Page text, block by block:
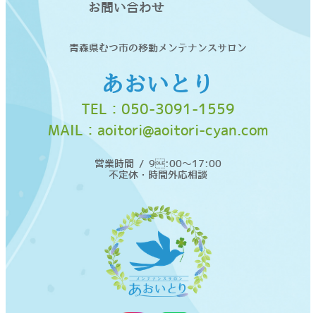
青森県むつ市の移動メンテナンスサロン
あおいとり
TEL： 050-3091-1559
MAIL： aoitori@aoitori-cyan.com
営業時間 / 9:00〜17:00
不定休・時間外応相談
お問い合わせ